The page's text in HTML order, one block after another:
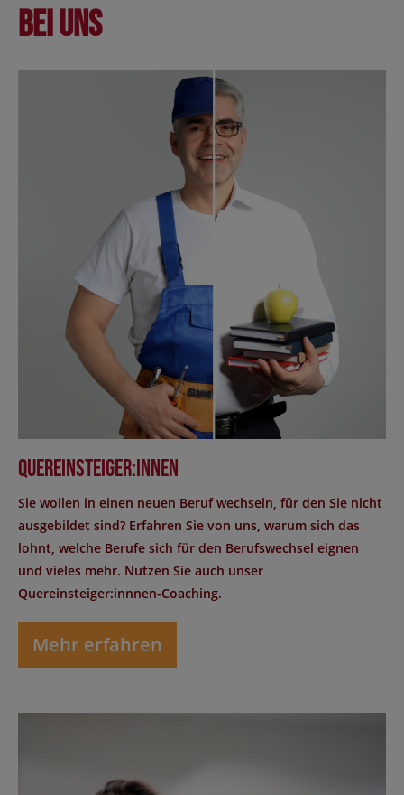
bei uns
Quereinsteiger:innen
Sie wollen in einen neuen Beruf wechseln, für den Sie nicht
ausgebildet sind? Erfahren Sie von uns, warum sich das
lohnt, welche Berufe sich für den Berufswechsel eignen
und vieles mehr. Nutzen Sie auch unser
Quereinsteiger:innnen-Coaching.
Mehr erfahren